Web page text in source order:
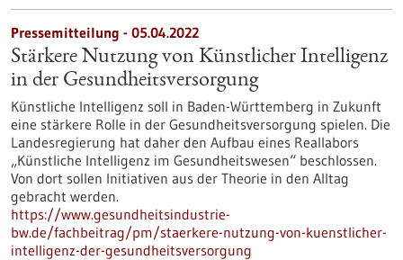
Pressemitteilung - 05.04.2022
Stärkere Nutzung von Künstlicher Intelligenz
in der Gesundheitsversorgung
Künstliche Intelligenz soll in Baden-Württemberg in Zukunft
eine stärkere Rolle in der Gesundheitsversorgung spielen. Die
Landesregierung hat daher den Aufbau eines Reallabors
„Künstliche Intelligenz im Gesundheitswesen“ beschlossen.
Von dort sollen Initiativen aus der Theorie in den Alltag
gebracht werden.
https://www.gesundheitsindustrie-
bw.de/fachbeitrag/pm/staerkere-nutzung-von-kuenstlicher-
intelligenz-der-gesundheitsversorgung